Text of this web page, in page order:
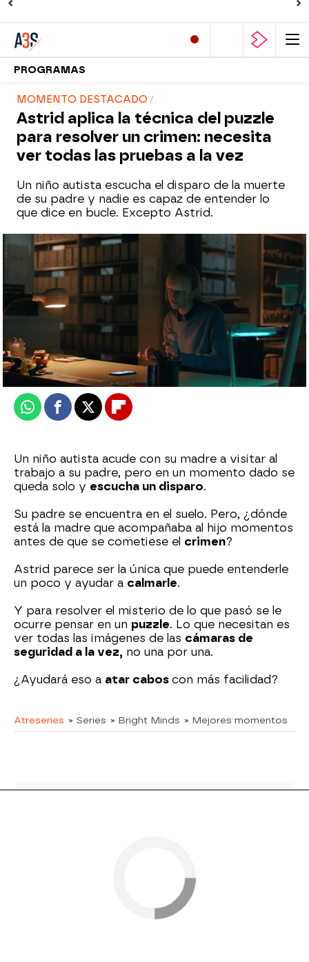
PROGRAMAS
MOMENTO DESTACADO
Astrid aplica la técnica del puzzle
para resolver un crimen: necesita
ver todas las pruebas a la vez
Un niño autista escucha el disparo de la muerte
de su padre y nadie es capaz de entender lo
que dice en bucle. Excepto Astrid.
atreseries
Publicado:14 de octubre de 2025, 14:47
WhatsappFacebook
X Flipboard
Un niño autista acude con su madre a visitar al
trabajo a su padre, pero en un momento dado se
queda solo y escucha un disparo.
Su padre se encuentra en el suelo. Pero, ¿dónde
está la madre que acompañaba al hijo momentos
antes de que se cometiese el crimen?
Astrid parece ser la única que puede entenderle
un poco y ayudar a calmarle.
Y para resolver el misterio de lo que pasó se le
ocurre pensar en un puzzle. Lo que necesitan es
ver todas las imágenes de las cámaras de
seguridad a la vez, no una por una.
¿Ayudará eso a atar cabos con más facilidad?
Atreseries » Series » Bright Minds » Mejores momentos